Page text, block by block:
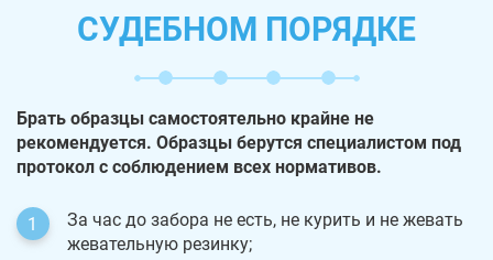
СУДЕБНОМ ПОРЯДКЕ
Брать образцы самостоятельно крайне не
рекомендуется. Образцы берутся специалистом под
протокол с соблюдением всех нормативов.
За час до забора не есть, не курить и не жевать
жевательную резинку;